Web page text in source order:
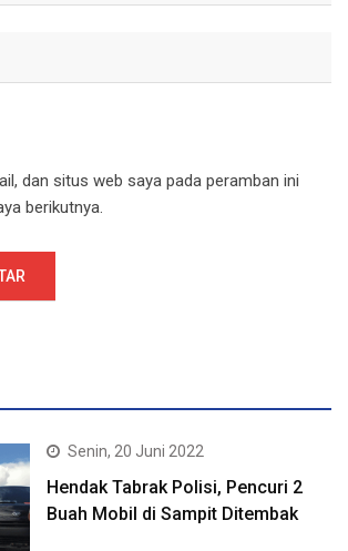
dan situs web saya pada peramban ini
berikutnya.
Senin, 20 Juni 2022
Hendak Tabrak Polisi, Pencuri 2
Buah Mobil di Sampit Ditembak